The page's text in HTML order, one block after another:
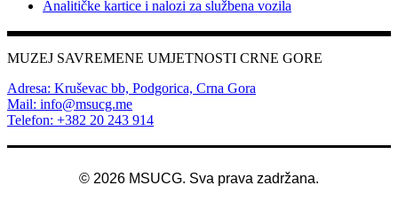
Analitičke kartice i nalozi za službena vozila
MUZEJ SAVREMENE UMJETNOSTI CRNE GORE
Adresa: Kruševac bb, Podgorica, Crna Gora
Mail: info@msucg.me
Telefon: +382 20 243 914
© 2026 MSUCG. Sva prava zadržana.